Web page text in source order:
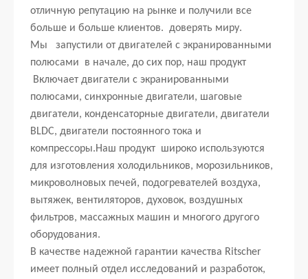
отличную репутацию на рынке и получили все
больше и больше клиентов. доверять миру.
Мы запустили от двигателей с экранированными
полюсами в начале, до сих пор, наш продукт
Включает двигатели с экранированными
полюсами, синхронные двигатели, шаговые
двигатели, конденсаторные двигатели, двигатели
BLDC, двигатели постоянного тока и
компрессоры.Наш продукт широко используются
для изготовления холодильников, морозильников,
микроволновых печей, подогревателей воздуха,
вытяжек, вентиляторов, духовок, воздушных
фильтров, массажных машин и многого другого
оборудования.
В качестве надежной гарантии качества Ritscher
имеет полный отдел исследований и разработок,